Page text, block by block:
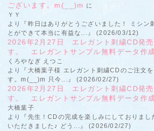
ございます。m(__)m に
ＹＹ
より『昨日はありがとうございました！ ミシン
とができて本当に有益な...』 (2026/03/12)
2026年2月27日 エレガント刺繍CD発売
す。 エレガントサンプル無料データ作
くろやなぎ えつこ
より『大橋葉子様 エレガント刺繍CDのご注文
す。m(__)m 只今...』 (2026/02/27)
2026年2月27日 エレガント刺繍CD発売
す。 エレガントサンプル無料データ作
大橋葉子
より『先生！CDの完成を楽しみにしておりまし
いただきました♪ どう...』 (2026/02/27)